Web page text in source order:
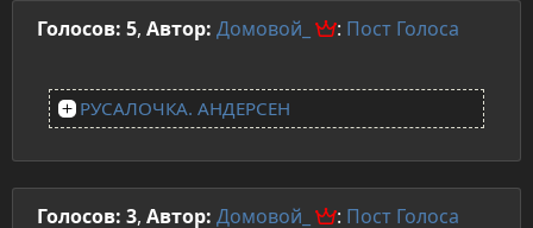
Голосов: 5, Автор: Домовой_ : Пост Голоса
РУСАЛОЧКА. АНДЕРСЕН
Голосов: 3, Автор: Домовой_ : Пост Голоса